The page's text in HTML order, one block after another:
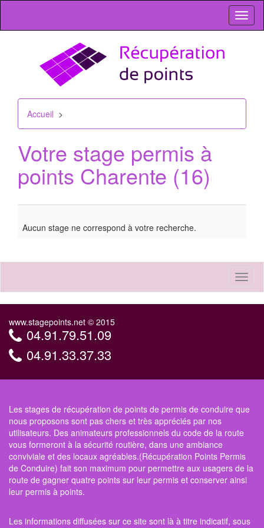
Accueil >
Votre stage permis à
points Charente (16)
Aucun stage ne correspond à votre recherche.
www.stagepoints.net © 2015
04.91.79.51.09
04.91.33.37.33
Les stages de récupération de points de permis de conduire que
nous proposons sont pas chers et très appréciés par nos
utilisateurs. Des animateurs professionnels du code de la route
vous formeront à la sécurité routière, dans une ambiance
conviviale et des locaux agréables.(Récupération Points Permis
de Conduire) fait son maximum pour permettre aux usagers de la
route de gagner quatre points sur leur permis et conserver ainsi
leur permis à points.
Les informations diffusées sur ce site sont là à titre indicatif, sous